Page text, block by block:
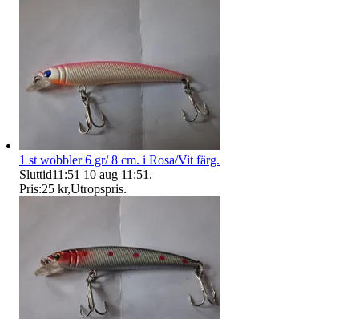
1 st wobbler 6 gr/ 8 cm. i Rosa/Vit färg.
Sluttid11:51 10 aug 11:51 .
Pris:25 kr,Utropspris.